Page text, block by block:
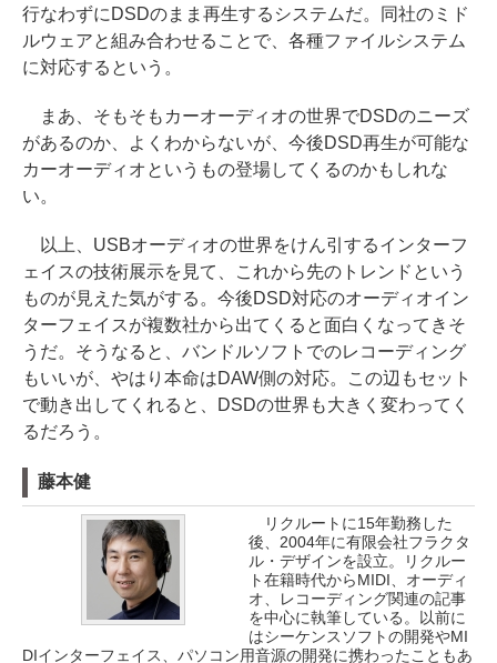
行なわずにDSDのまま再生するシステムだ。同社のミド
ルウェアと組み合わせることで、各種ファイルシステム
に対応するという。
まあ、そもそもカーオーディオの世界でDSDのニーズ
があるのか、よくわからないが、今後DSD再生が可能な
カーオーディオというもの登場してくるのかもしれな
い。
以上、USBオーディオの世界をけん引するインターフ
ェイスの技術展示を見て、これから先のトレンドという
ものが見えた気がする。今後DSD対応のオーディオイン
ターフェイスが複数社から出てくると面白くなってきそ
うだ。そうなると、バンドルソフトでのレコーディング
もいいが、やはり本命はDAW側の対応。この辺もセット
で動き出してくれると、DSDの世界も大きく変わってく
るだろう。
藤本健
リクルートに15年勤務した
後、2004年に有限会社フラクタ
ル・デザインを設立。リクルー
ト在籍時代からMIDI、オーディ
オ、レコーディング関連の記事
を中心に執筆している。以前に
はシーケンスソフトの開発やMI
DIインターフェイス、パソコン用音源の開発に携わったこともあ